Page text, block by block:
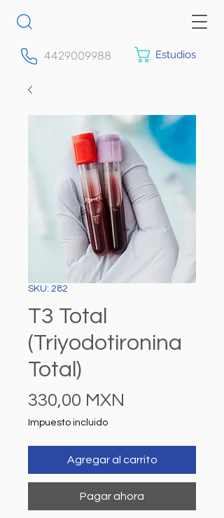
4429009988 Estudios
SKU: 282
T3 Total
(Triyodotironina
Total)
330,00 MXN
Impuesto incluido
Agregar al carrito
Pagar ahora